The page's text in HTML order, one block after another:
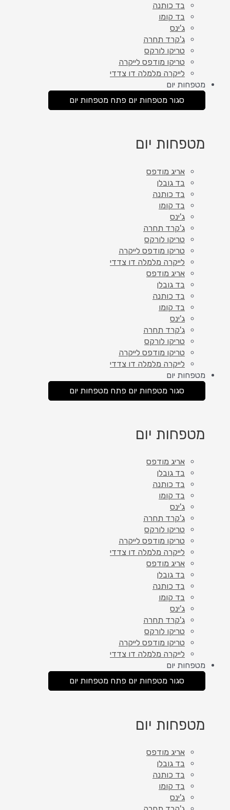
בד כותנה
בד קומו
ג'ינס
ג'קרד תחרה
טריקו לורקס
טריקו מודפס לייקרה
לייקרה מלמלה דו צדדי
מטפחות יום
סגור מטפחות יום פתח מטפחות יום
מטפחות יום
אריג מודפס
בד גובלן
בד כותנה
בד קומו
ג'ינס
ג'קרד תחרה
טריקו לורקס
טריקו מודפס לייקרה
לייקרה מלמלה דו צדדי
אריג מודפס
בד גובלן
בד כותנה
בד קומו
ג'ינס
ג'קרד תחרה
טריקו לורקס
טריקו מודפס לייקרה
לייקרה מלמלה דו צדדי
מטפחות יום
סגור מטפחות יום פתח מטפחות יום
מטפחות יום
אריג מודפס
בד גובלן
בד כותנה
בד קומו
ג'ינס
ג'קרד תחרה
טריקו לורקס
טריקו מודפס לייקרה
לייקרה מלמלה דו צדדי
אריג מודפס
בד גובלן
בד כותנה
בד קומו
ג'ינס
ג'קרד תחרה
טריקו לורקס
טריקו מודפס לייקרה
לייקרה מלמלה דו צדדי
מטפחות יום
סגור מטפחות יום פתח מטפחות יום
מטפחות יום
אריג מודפס
בד גובלן
בד כותנה
בד קומו
ג'ינס